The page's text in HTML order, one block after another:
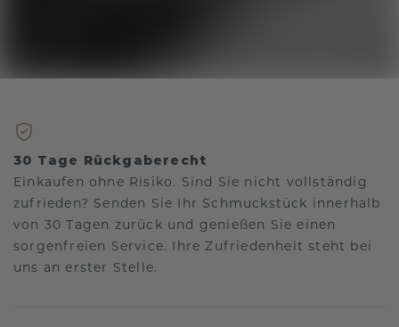
30 Tage Rückgaberecht
Einkaufen ohne Risiko. Sind Sie nicht vollständig
zufrieden? Senden Sie Ihr Schmuckstück innerhalb
von 30 Tagen zurück und genießen Sie einen
sorgenfreien Service. Ihre Zufriedenheit steht bei
uns an erster Stelle.